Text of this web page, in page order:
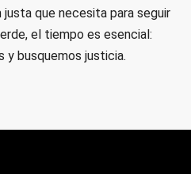
que necesita para seguir
el tiempo es esencial:
y busquemos justicia.